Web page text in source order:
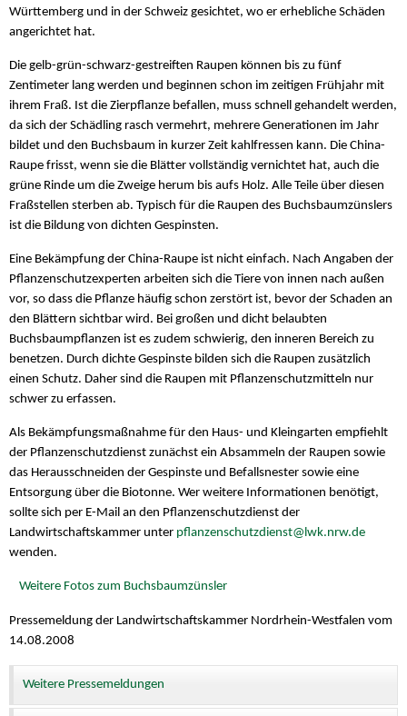
Württemberg und in der Schweiz gesichtet, wo er erhebliche Schäden
angerichtet hat.
Die gelb-grün-schwarz-gestreiften Raupen können bis zu fünf
Zentimeter lang werden und beginnen schon im zeitigen Frühjahr mit
ihrem Fraß. Ist die Zierpflanze befallen, muss schnell gehandelt werden,
da sich der Schädling rasch vermehrt, mehrere Generationen im Jahr
bildet und den Buchsbaum in kurzer Zeit kahlfressen kann. Die China-
Raupe frisst, wenn sie die Blätter vollständig vernichtet hat, auch die
grüne Rinde um die Zweige herum bis aufs Holz. Alle Teile über diesen
Fraßstellen sterben ab. Typisch für die Raupen des Buchsbaumzünslers
ist die Bildung von dichten Gespinsten.
Eine Bekämpfung der China-Raupe ist nicht einfach. Nach Angaben der
Pflanzenschutzexperten arbeiten sich die Tiere von innen nach außen
vor, so dass die Pflanze häufig schon zerstört ist, bevor der Schaden an
den Blättern sichtbar wird. Bei großen und dicht belaubten
Buchsbaumpflanzen ist es zudem schwierig, den inneren Bereich zu
benetzen. Durch dichte Gespinste bilden sich die Raupen zusätzlich
einen Schutz. Daher sind die Raupen mit Pflanzenschutzmitteln nur
schwer zu erfassen.
Als Bekämpfungsmaßnahme für den Haus- und Kleingarten empfiehlt
der Pflanzenschutzdienst zunächst ein Absammeln der Raupen sowie
das Herausschneiden der Gespinste und Befallsnester sowie eine
Entsorgung über die Biotonne. Wer weitere Informationen benötigt,
sollte sich per E-Mail an den Pflanzenschutzdienst der
Landwirtschaftskammer unter pflanzenschutzdienst@lwk.nrw.de
wenden.
Weitere Fotos zum Buchsbaumzünsler
Pressemeldung der Landwirtschaftskammer Nordrhein-Westfalen vom
14.08.2008
Weitere Pressemeldungen